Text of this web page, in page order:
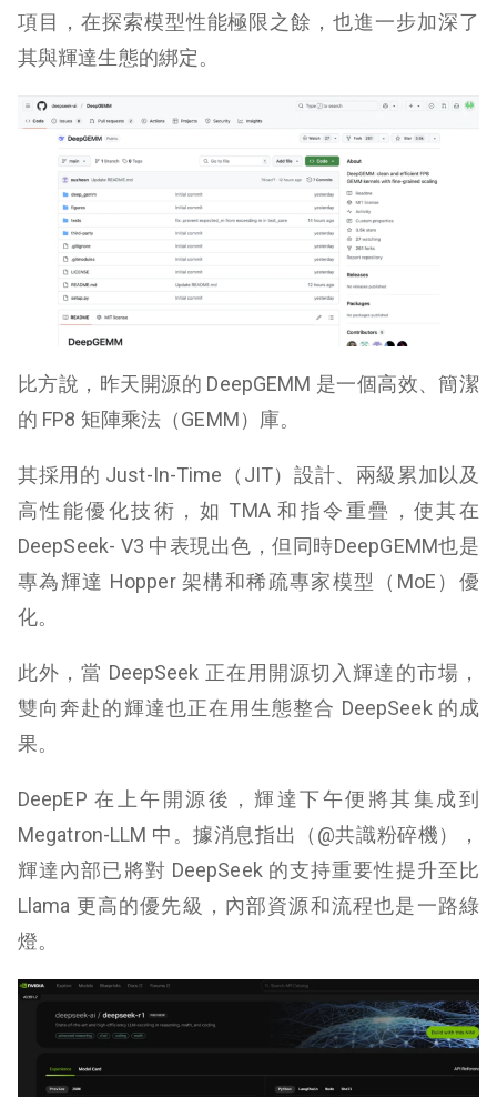
項目，在探索模型性能極限之餘，也進一步加深了
其與輝達生態的綁定。
比方說，昨天開源的 DeepGEMM 是一個高效、簡潔
的 FP8 矩陣乘法（GEMM）庫。
其採用的 Just-In-Time（JIT）設計、兩級累加以及
高性能優化技術，如 TMA 和指令重疊，使其在
DeepSeek- V3 中表現出色，但同時DeepGEMM也是
專為輝達 Hopper 架構和稀疏專家模型（MoE）優
化。
此外，當 DeepSeek 正在用開源切入輝達的市場，
雙向奔赴的輝達也正在用生態整合 DeepSeek 的成
果。
DeepEP 在上午開源後，輝達下午便將其集成到
Megatron-LLM 中。據消息指出（@共識粉碎機），
輝達內部已將對 DeepSeek 的支持重要性提升至比
Llama 更高的優先級，內部資源和流程也是一路綠
燈。